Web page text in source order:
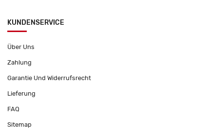
KUNDENSERVICE
Über Uns
Zahlung
Garantie Und Widerrufsrecht
Lieferung
FAQ
Sitemap